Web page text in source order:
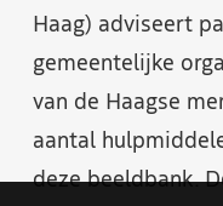
Haag) adviseert
gemeentelijke
van de Haagse
aantal
deze beeldbank.